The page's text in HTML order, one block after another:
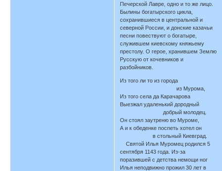
Печерской Лавре, одно и то же лицо.
Былины богатырского цикла,
сохранившиеся в центральной и
северной России, и донские казачьи
песни повествуют о богатыре,
служившем киевскому княжьему
престолу. О герое, хранившем Землю
Русскую от кочевников и
разбойников.
Из того ли то из города
из Мурома,
Из того села да Карачарова
Выезжал удаленький дородный
добрый молодец.
Он стоял заутреню во Муроме,
А и к обеденке поспеть хотел он
в стольный Киевград.
Святой Илья Муромец родился 5
сентября 1143 года. Из-за
поразившей с детства немощи ног
Илья неподвижно прожил 30 лет в